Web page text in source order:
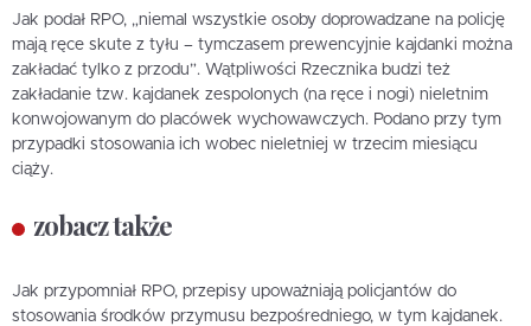
Jak podał RPO, „niemal wszystkie osoby doprowadzane na policję
mają ręce skute z tyłu – tymczasem prewencyjnie kajdanki można
zakładać tylko z przodu”. Wątpliwości Rzecznika budzi też
zakładanie tzw. kajdanek zespolonych (na ręce i nogi) nieletnim
konwojowanym do placówek wychowawczych. Podano przy tym
przypadki stosowania ich wobec nieletniej w trzecim miesiącu
ciąży.
zobacz także
Jak przypomniał RPO, przepisy upoważniają policjantów do
stosowania środków przymusu bezpośredniego, w tym kajdanek.